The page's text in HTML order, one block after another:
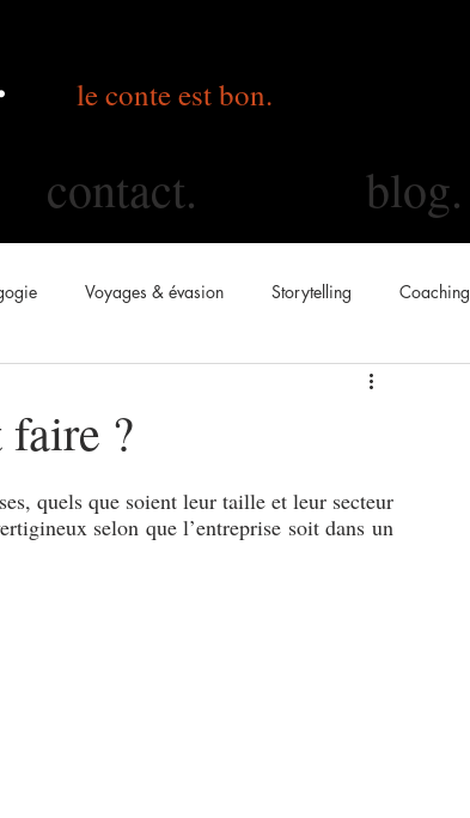
le conte est bon.
contact. blog.
Voyages & évasion Storytelling Coaching
?
quels que soient leur taille et leur secteur
selon que l’entreprise soit dans un